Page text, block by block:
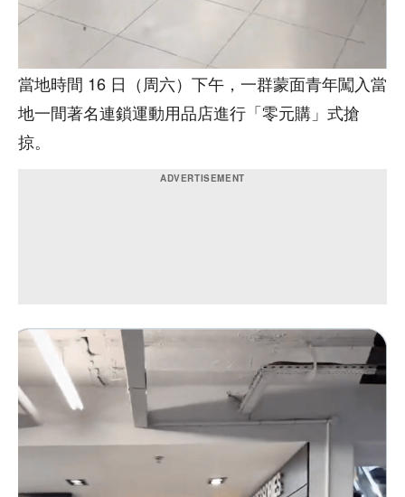
當地時間 16 日（周六）下午，一群蒙面青年闖入當
地一間著名連鎖運動用品店進行「零元購」式搶
掠。